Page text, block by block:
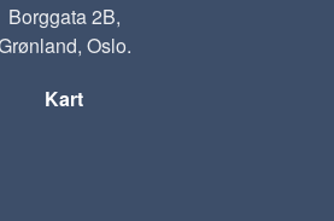
Borggata 2B,
Oslo.
Kart